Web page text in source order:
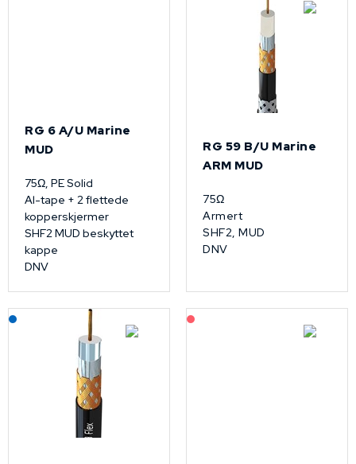
RG 6 A/U Marine
MUD
75Ω, PE Solid
Al-tape + 2 flettede
kopperskjermer
SHF2 MUD beskyttet
kappe
DNV
RG 59 B/U Marine
ARM MUD
75Ω
Armert
SHF2, MUD
DNV
Lagerført: NEK Kabel